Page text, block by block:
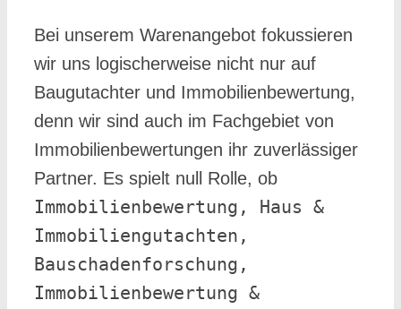
Bei unserem Warenangebot fokussieren
wir uns logischerweise nicht nur auf
Baugutachter und Immobilienbewertung,
denn wir sind auch im Fachgebiet von
Immobilienbewertungen ihr zuverlässiger
Partner. Es spielt null Rolle, ob
Immobilienbewertung, Haus &
Immobiliengutachten,
Bauschadenforschung,
Immobilienbewertung &